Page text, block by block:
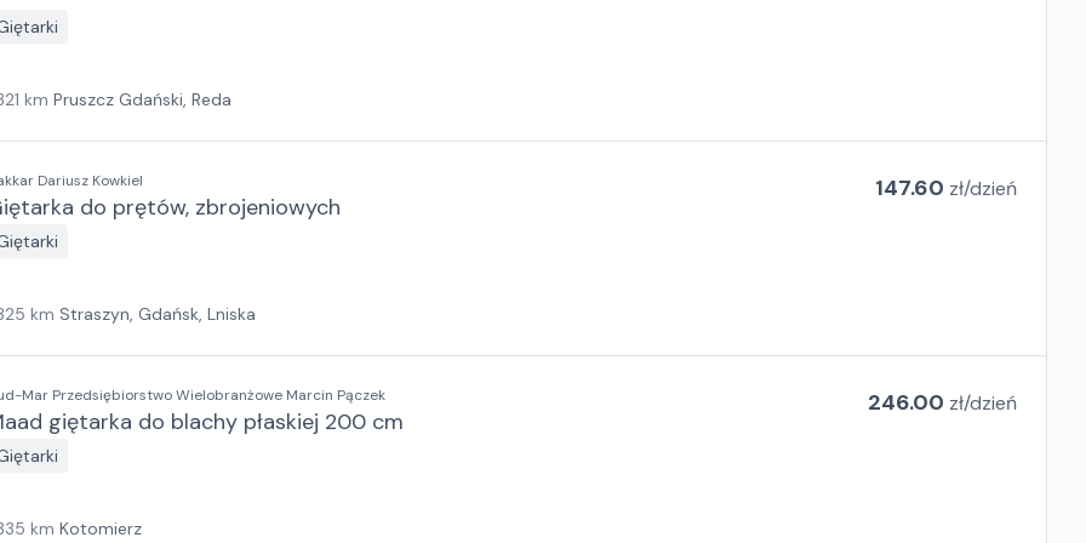
km Pruszcz Gdański, Reda
Dariusz Kowkiel
do prętów, zbrojeniowych
147.60 zł/dzień
km Straszyn, Gdańsk, Lniska
Mar Przedsiębiorstwo Wielobranżowe Marcin Pączek
giętarka do blachy płaskiej 200 cm
246.00 zł/dzień
km Kotomierz